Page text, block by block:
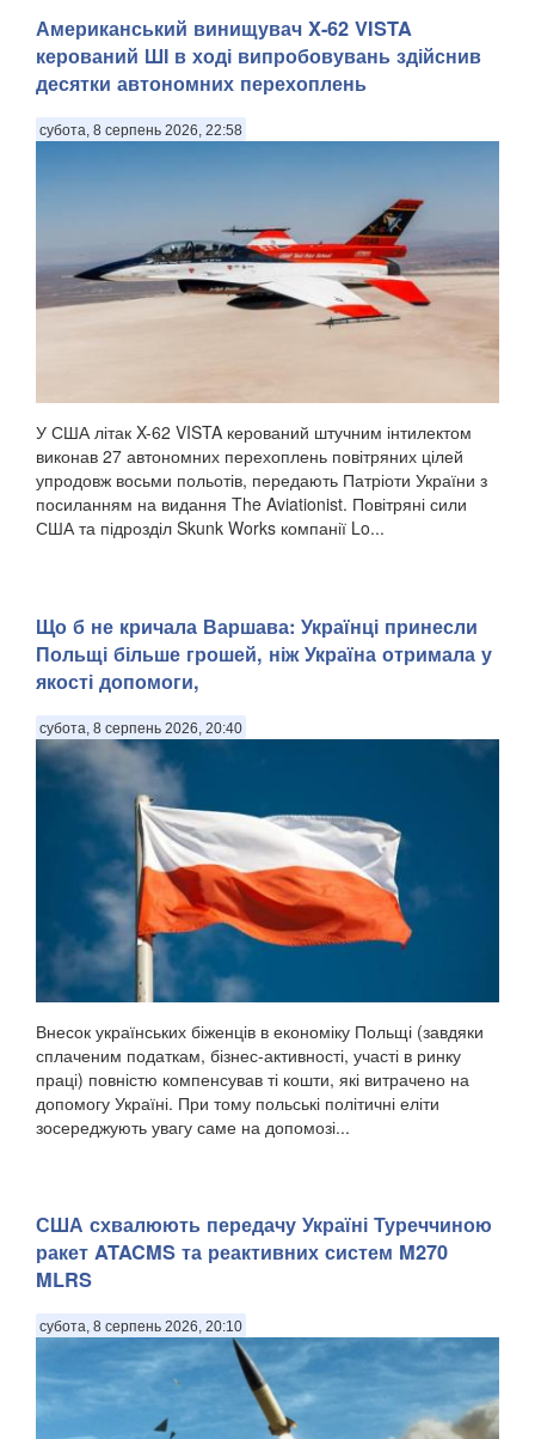
Американський винищувач X-62 VISTA
керований ШІ в ході випробовувань здійснив
десятки автономних перехоплень
субота, 8 серпень 2026, 22:58
У США літак X-62 VISTA керований штучним інтилектом
виконав 27 автономних перехоплень повітряних цілей
упродовж восьми польотів, передають Патріоти України з
посиланням на видання The Aviationist. Повітряні сили
США та підрозділ Skunk Works компанії Lo...
Що б не кричала Варшава: Українці принесли
Польщі більше грошей, ніж Україна отримала у
якості допомоги,
субота, 8 серпень 2026, 20:40
Внесок українських біженців в економіку Польщі (завдяки
сплаченим податкам, бізнес-активності, участі в ринку
праці) повністю компенсував ті кошти, які витрачено на
допомогу Україні. При тому польські політичні еліти
зосереджують увагу саме на допомозі...
США схвалюють передачу Україні Туреччиною
ракет ATACMS та реактивних систем M270
MLRS
субота, 8 серпень 2026, 20:10